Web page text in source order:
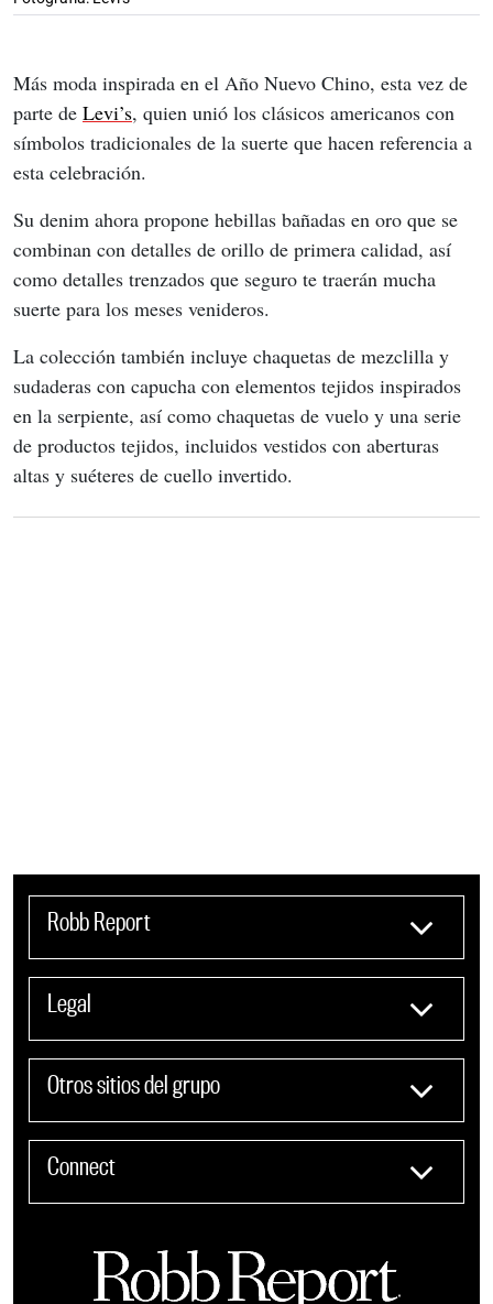
Más moda inspirada en el Año Nuevo Chino, esta vez de
parte de Levi’s, quien unió los clásicos americanos con
símbolos tradicionales de la suerte que hacen referencia a
esta celebración.
Su denim ahora propone hebillas bañadas en oro que se
combinan con detalles de orillo de primera calidad, así
como detalles trenzados que seguro te traerán mucha
suerte para los meses venideros.
La colección también incluye chaquetas de mezclilla y
sudaderas con capucha con elementos tejidos inspirados
en la serpiente, así como chaquetas de vuelo y una serie
de productos tejidos, incluidos vestidos con aberturas
altas y suéteres de cuello invertido.
Robb Report
Legal
Otros sitios del grupo
Connect